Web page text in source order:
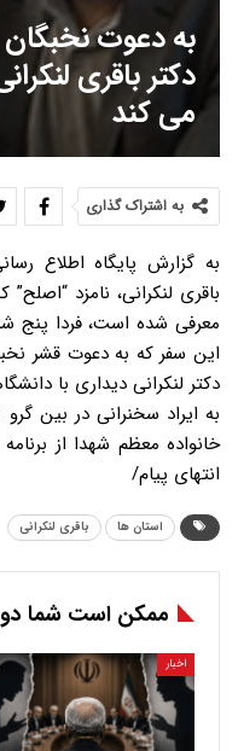
به دعوت
دکتر باقری
می کند
به اشتراک گذاری
به گزارش پایگاه اطلاع
باقری لنکرانی، نامزد
معرفی شده است، فردا پنج
این سفر که به دعوت قشر
دکتر لنکرانی دیداری با
به ایراد سخنرانی در بین
خانواده معظم شهدا از
انتهای پیام/
استان ها باقری لنکرانی
ممکن است شما
اخبار